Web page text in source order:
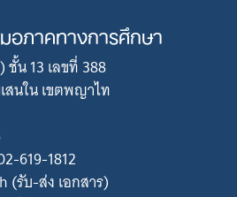
อภาคทางการศึกษา
ชั้น 13 เลขที่ 388
นใน เขตพญาไท
619-1812
(รับ-ส่ง เอกสาร)